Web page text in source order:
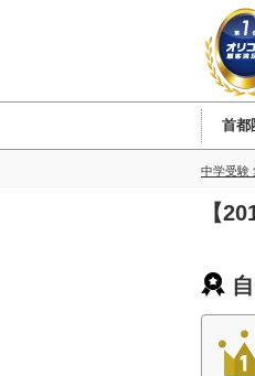
首都
中学受験
【